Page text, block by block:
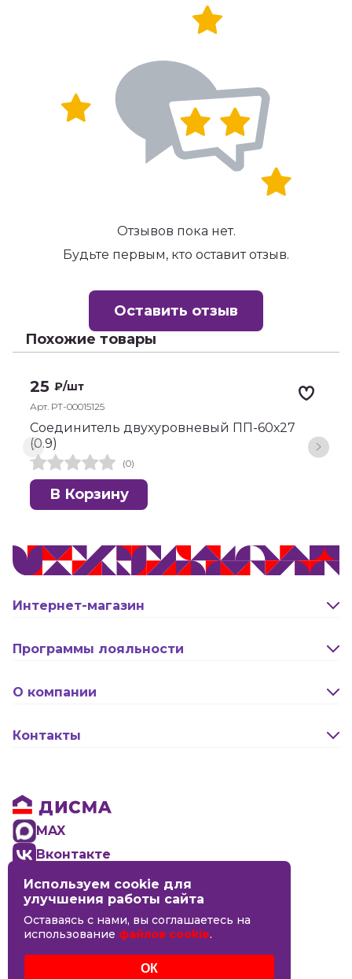
Отзывов пока нет.
Будьте первым, кто оставит отзыв.
Оставить отзыв
Похожие товары
25 ₽/шт
Арт. РТ-00015125
Соединитель двухуровневый ПП-60х27
(0.9)
(0)
В Корзину
Интернет-магазин
Программы лояльности
Правила программы лояльности "Родина"
Бонусная программа для новоселов
О компании
Контакты
Обратная связь
Правовая информация
MAX
Вконтакте
8 (4942) 44-06-14
Кострома
Кинешма
Кострома
Используем cookie для
улучшения работы сайта
Оставаясь с нами, вы соглашаетесь на
использование файлов cookie.
ОК